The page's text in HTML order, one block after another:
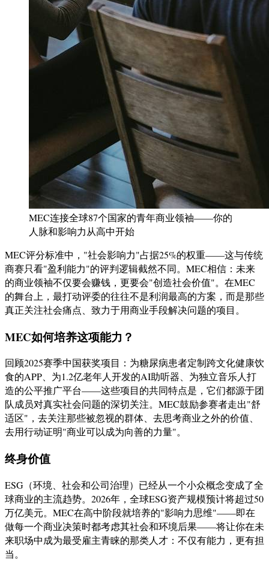
MEC连接全球87个国家的青年商业领袖——你的
人脉和影响力从高中开始
MEC评分标准中，"社会影响力"占据25%的权重——这与传统
商赛只看"盈利能力"的评判逻辑截然不同。MEC相信：未来
的商业领袖不仅要会赚钱，更要会"创造社会价值"。在MEC
的舞台上，最打动评委的往往不是利润最高的方案，而是那些
真正关注社会痛点、致力于用商业手段解决问题的项目。
MEC如何培养这项能力？
回顾2025赛季中国获奖项目：为糖尿病患者定制跨文化健康饮
食的APP、为1.2亿老年人开发的AI助听器、为独立音乐人打
造的公平推广平台——这些项目的共同特点是，它们都源于团
队成员对真实社会问题的深切关注。MEC鼓励参赛者走出"舒
适区"，去关注那些被忽视的群体、去思考商业之外的价值、
去用行动证明"商业可以成为向善的力量"。
终身价值
ESG（环境、社会和公司治理）已经从一个小众概念变成了全
球商业的主流趋势。2026年，全球ESG资产规模预计将超过50
万亿美元。MEC在高中阶段就培养的"影响力思维"——即在
做每一个商业决策时都考虑其社会和环境后果——将让你在未
来职场中成为最受雇主青睐的那类人才：不仅有能力，更有担
当。